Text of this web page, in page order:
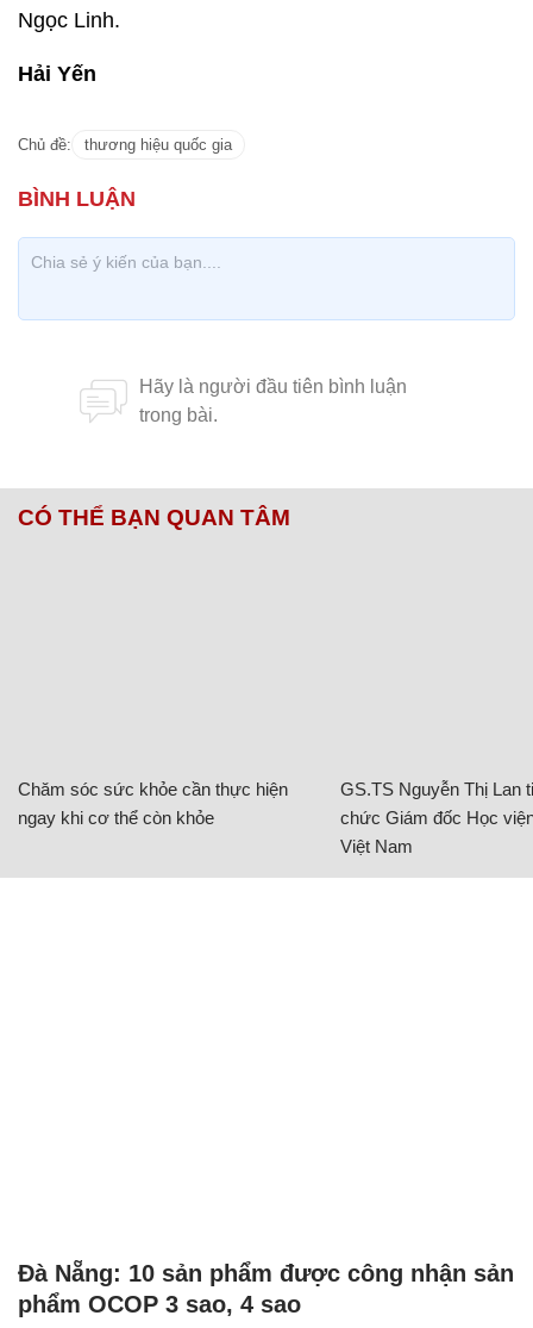
Ngọc Linh.
Hải Yến
Chủ đề: thương hiệu quốc gia
CÓ THỂ BẠN QUAN TÂM
Chăm sóc sức khỏe cần thực hiện
ngay khi cơ thể còn khỏe
GS.TS Nguyễn Thị Lan
chức Giám đốc Học
Việt Nam
Đà Nẵng: 10 sản phẩm được công nhận sản
phẩm OCOP 3 sao, 4 sao